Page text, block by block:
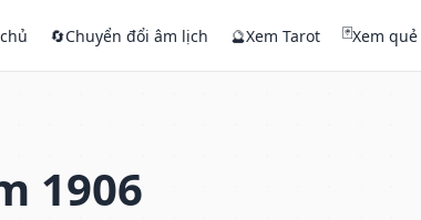
🔄Chuyển đổi âm lịch 🔮Xem Tarot 🃏Xem quẻ
1906